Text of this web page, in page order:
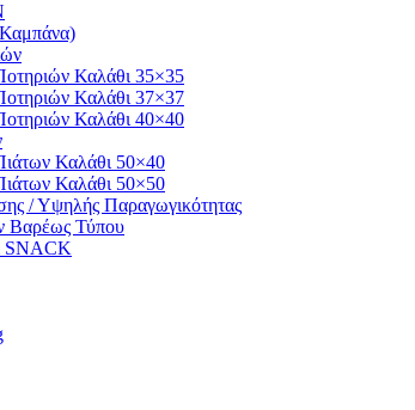
Καλάθι 35×35
Καλάθι 37×37
Καλάθι 40×40
Καλάθι 50×40
Καλάθι 50×50
/ Υψηλής Παραγωγικότητας
Βαρέως Τύπου